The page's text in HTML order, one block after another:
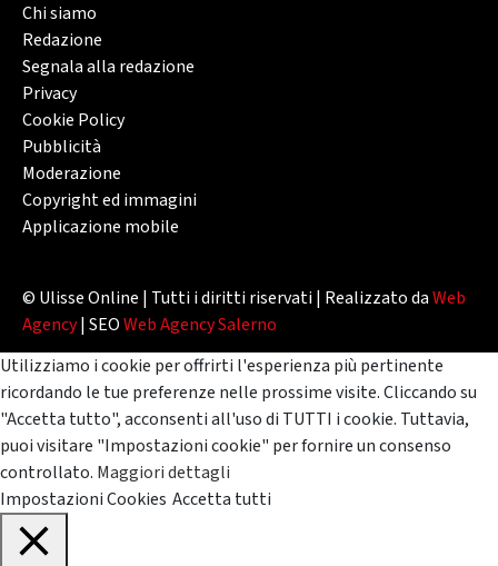
Chi siamo
Redazione
Segnala alla redazione
Privacy
Cookie Policy
Pubblicità
Moderazione
Copyright ed immagini
Applicazione mobile
© Ulisse Online | Tutti i diritti riservati | Realizzato daWeb
Agency| SEOWeb Agency Salerno
Utilizziamo i cookie per offrirti l'esperienza più pertinente
ricordando le tue preferenze nelle prossime visite. Cliccando su
"Accetta tutto", acconsenti all'uso di TUTTI i cookie. Tuttavia,
puoi visitare "Impostazioni cookie" per fornire un consenso
controllato. Maggiori dettagli
Impostazioni Cookies Accetta tutti